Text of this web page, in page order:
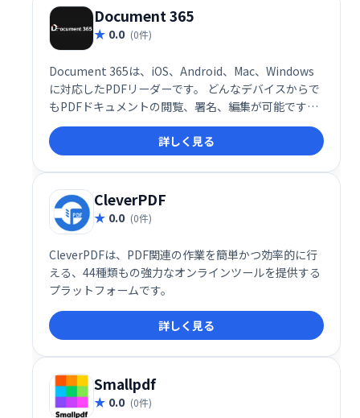
Document 365
0.0 (0件)
Document 365は、iOS、Android、Mac、Windows
に対応したPDFリーダーです。 どんなデバイスからで
もPDFドキュメントの閲覧、署名、編集が可能です。
いつでもどこでも快適にPDFを操作したい方におすす
めです。
詳しく見る
CleverPDF
0.0 (0件)
CleverPDFは、PDF関連の作業を簡単かつ効率的に行
える、44種類もの強力なオンラインツールを提供する
プラットフォームです。
詳しく見る
Smallpdf
0.0 (0件)